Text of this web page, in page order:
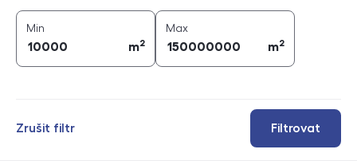
Min
m2
Maxplocha (
m2
Filtrovat
Zrušit filtr